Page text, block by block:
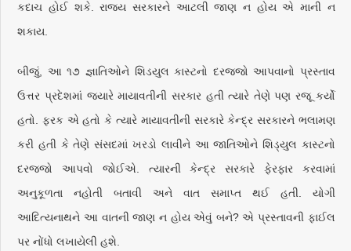
કદાચ હોઈ શકે. રાજ્ય સરકારને આટલી જાણ ન હોય એ માની ન
શકાય.
બીજું, આ ૧૭ જ્ઞાતિઓને શિડયુલ કાસ્ટનો દરજ્જો આપવાનો પ્રસ્તાવ
ઉત્તર પ્રદેશમાં જ્યારે માયાવતીની સરકાર હતી ત્યારે તેણે પણ રજૂ કર્યો
હતો. ફરક એ હતો કે ત્યારે માયાવતીની સરકારે કેન્દ્ર સરકારને ભલામણ
કરી હતી કે તેણે સંસદમાં ખરડો લાવીને આ જાતિઓને શિડ્યુલ કાસ્ટનો
દરજ્જો આપવો જોઈએ. ત્યારની કેન્દ્ર સરકારે ફેરફાર કરવામાં
અનુકૂળતા નહોતી બતાવી અને વાત સમાપ્ત થઈ હતી. યોગી
આદિત્યનાથને આ વાતની જાણ ન હોય એવું બને? એ પ્રસ્તાવની ફાઈલ
પર નોંધો લખાયેલી હશે.